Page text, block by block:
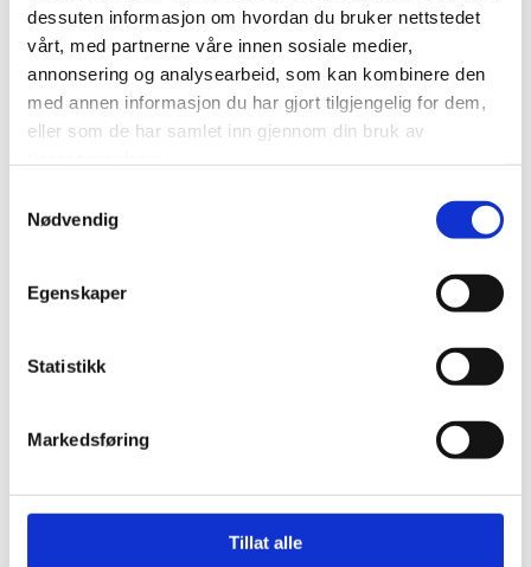
dessuten informasjon om hvordan du bruker nettstedet
vårt, med partnerne våre innen sosiale medier,
annonsering og analysearbeid, som kan kombinere den
med annen informasjon du har gjort tilgjengelig for dem,
eller som de har samlet inn gjennom din bruk av
Nødvendig
Egenskaper
Statistikk
Markedsføring
Tillat alle